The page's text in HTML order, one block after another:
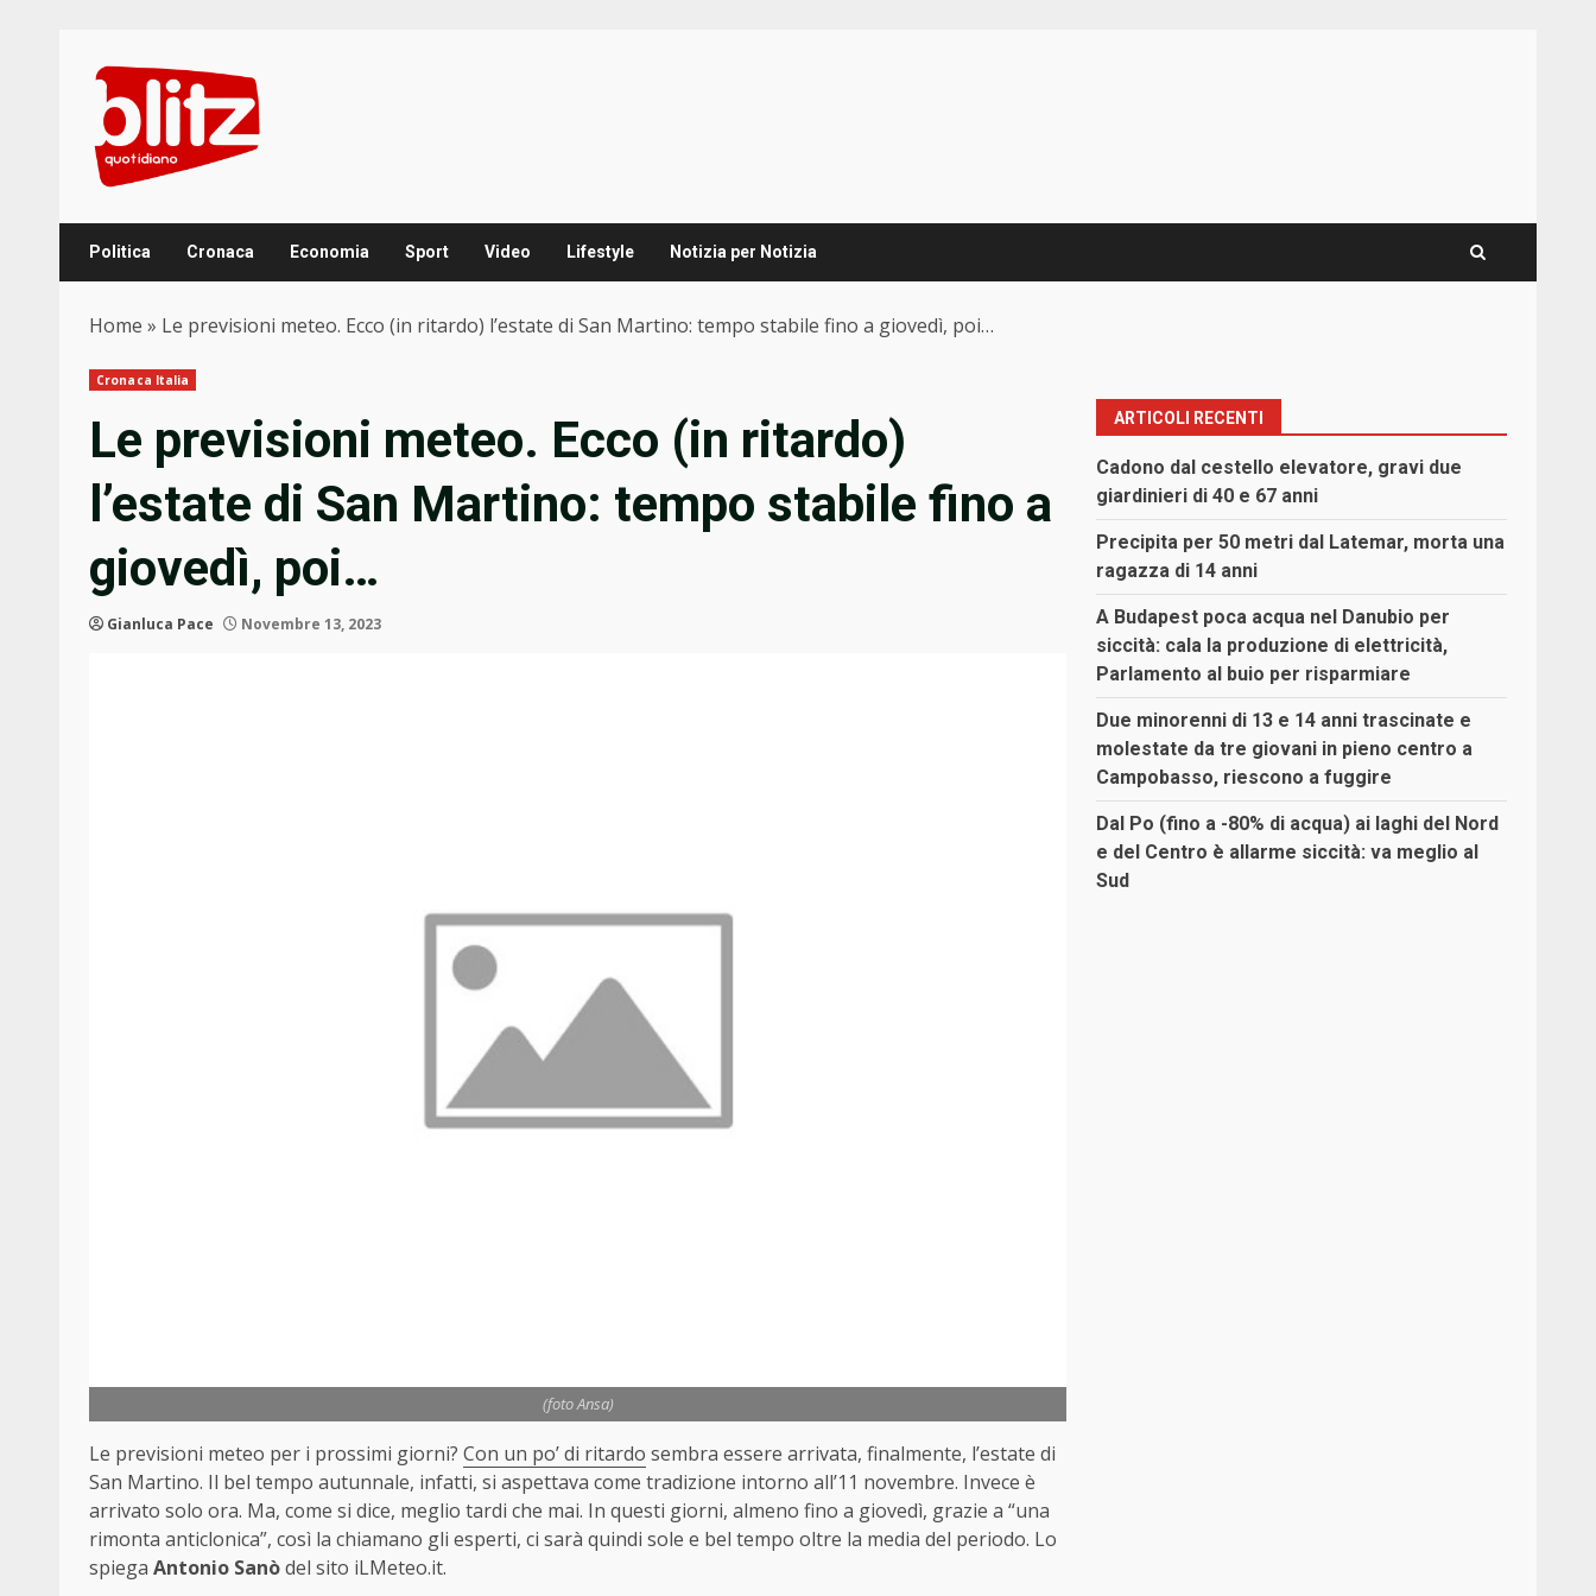
content
Politica Cronaca Economia Sport Video Lifestyle Notizia per Notizia
Home » Le previsioni meteo. Ecco (in ritardo) l’estate di San Martino: tempo stabile fino a giovedì, poi…
Cronaca Italia
Le previsioni meteo. Ecco (in ritardo)
l’estate di San Martino: tempo stabile fino a
giovedì, poi…
Gianluca Pace Novembre 13, 2023
(foto Ansa)
Le previsioni meteo per i prossimi giorni? Con un po’ di ritardo sembra essere arrivata, finalmente, l’estate di
San Martino. Il bel tempo autunnale, infatti, si aspettava come tradizione intorno all’11 novembre. Invece è
arrivato solo ora. Ma, come si dice, meglio tardi che mai. In questi giorni, almeno fino a giovedì, grazie a “una
rimonta anticlonica”, così la chiamano gli esperti, ci sarà quindi sole e bel tempo oltre la media del periodo. Lo
spiega Antonio Sanòdel sito iLMeteo.it.
ARTICOLI RECENTI
Cadono dal cestello elevatore, gravi due
giardinieri di 40 e 67 anni
Precipita per 50 metri dal Latemar, morta una
ragazza di 14 anni
A Budapest poca acqua nel Danubio per
siccità: cala la produzione di elettricità,
Parlamento al buio per risparmiare
Due minorenni di 13 e 14 anni trascinate e
molestate da tre giovani in pieno centro a
Campobasso, riescono a fuggire
Dal Po (fino a -80% di acqua) ai laghi del Nord
e del Centro è allarme siccità: va meglio al
Sud